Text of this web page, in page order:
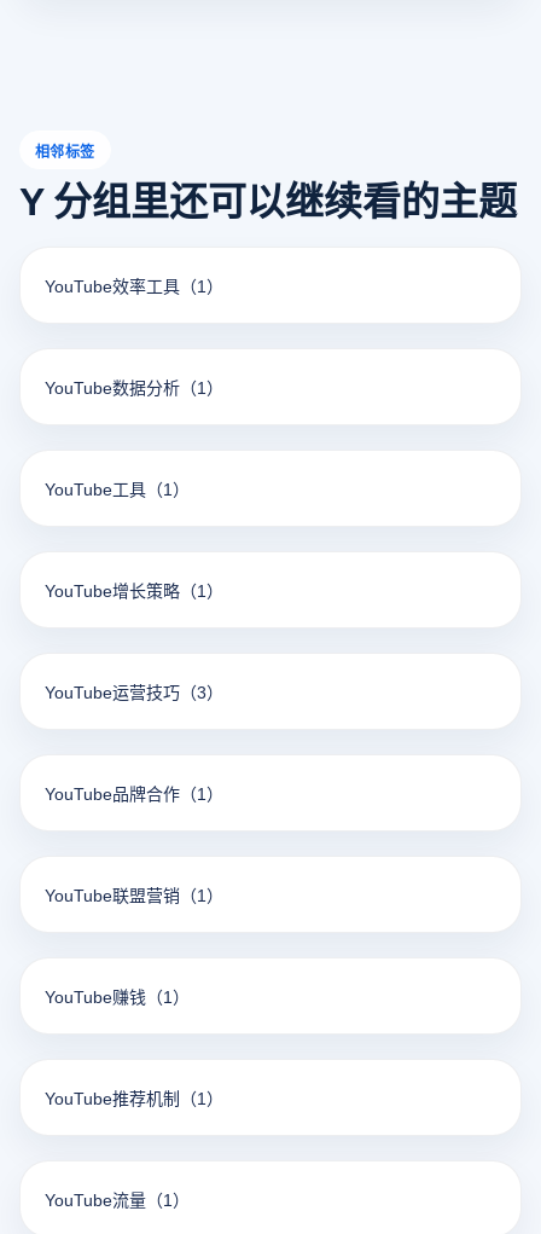
相邻标签
Y 分组里还可以继续看的主题
YouTube效率工具 （1）
YouTube数据分析 （1）
YouTube工具 （1）
YouTube增长策略 （1）
YouTube运营技巧 （3）
YouTube品牌合作 （1）
YouTube联盟营销 （1）
YouTube赚钱 （1）
YouTube推荐机制 （1）
YouTube流量 （1）